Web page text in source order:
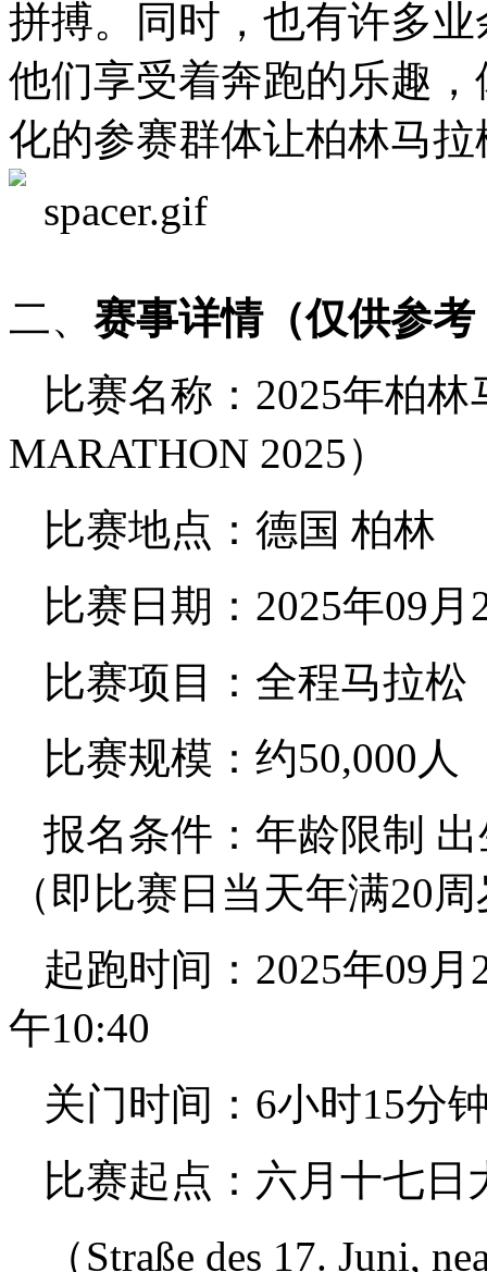
拼搏。同时，也有许多
他们享受着奔跑的乐趣
化的参赛群体让柏林马
二、 赛事详情（仅供参
比赛名称：2025年柏
MARATHON 2025）
比赛地点：德国 柏林
比赛日期：2025年09
比赛项目：全程马拉松
比赛规模：约50,000人
报名条件：年龄限制
（即比赛日当天年满20
起跑时间：2025年09
午10:40
关门时间：6小时15分
比赛起点：六月十七
（Straße des 17. Juni,